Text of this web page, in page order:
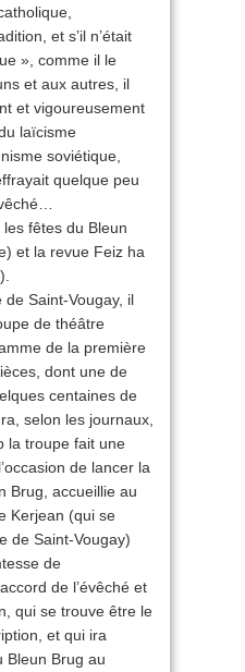
et s’il n’était
», comme il le
et aux autres, il
et vigoureusement
laïcisme
soviétique,
quelque peu
les fêtes du Bleun
et la revue Feiz ha
Saint-Vougay, il
de théâtre
de la première
dont une de
centaines de
selon les journaux,
la troupe fait une
de lancer la
Brug, accueillie au
Kerjean (qui se
de Saint-Vougay)
de
de l’évêché et
qui se trouve être le
et qui ira
Bleun Brug au